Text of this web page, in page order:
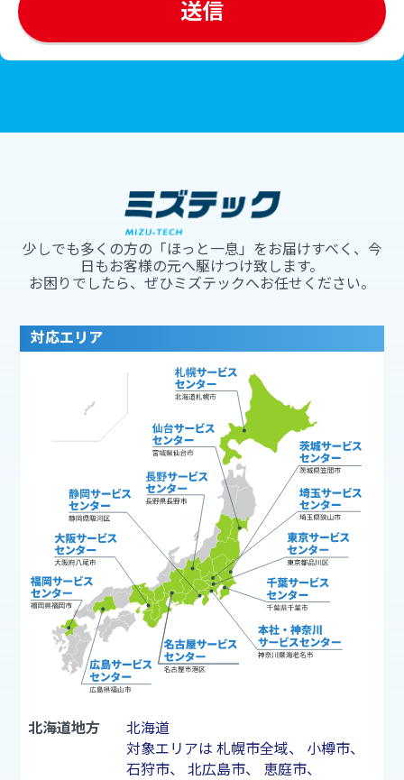
少しでも多くの方の「ほっと一息」をお届けすべく、今
日もお客様の元へ駆けつけ致します。
お困りでしたら、ぜひミズテックへお任せください。
対応エリア
北海道地方
北海道
対象エリアは 札幌市全域、 小樽市、
石狩市、 北広島市、 恵庭市、